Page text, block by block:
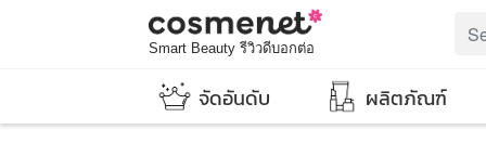
Smart Beauty รีวิวดีบอกต่อ
จัดอันดับ ผลิตภัณฑ์